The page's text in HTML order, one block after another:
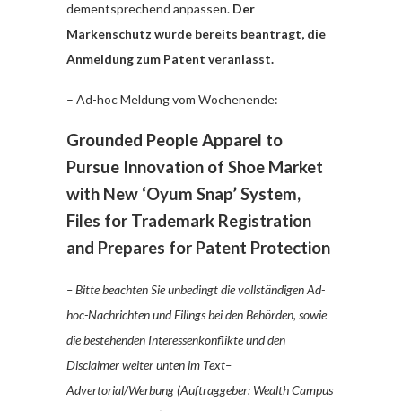
dementsprechend anpassen. Der
Markenschutz wurde bereits beantragt, die
Anmeldung zum Patent veranlasst.
– Ad-hoc Meldung vom Wochenende:
Grounded People Apparel to
Pursue Innovation of Shoe Market
with New ‘Oyum Snap’ System,
Files for Trademark Registration
and Prepares for Patent Protection
– Bitte beachten Sie unbedingt die vollständigen Ad-
hoc-Nachrichten und Filings bei den Behörden, sowie
die bestehenden Interessenkonflikte und den
Disclaimer weiter unten im Text–
Advertorial/Werbung (Auftraggeber: Wealth Campus